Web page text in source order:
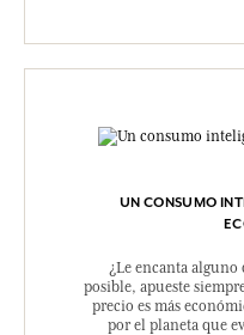
UN CONSUMO
¿Le encanta alguno
posible, apueste
precio es más
por el planeta que